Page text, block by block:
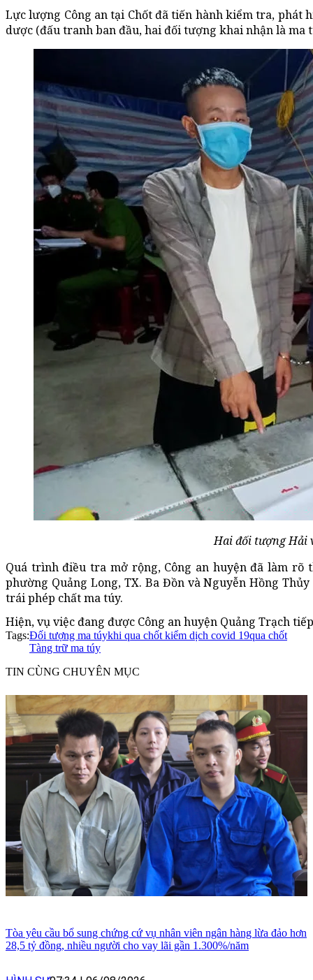
Lực lượng Công an tại Chốt đã tiến hành kiểm tra, phát
dược (đấu tranh ban đầu, hai đối tượng khai nhận là ma
Hai đối tượng Hải
Quá trình điều tra mở rộng, Công an huyện đã làm rõ
phường Quảng Long, TX. Ba Đồn và Nguyễn Hồng
trái phép chất ma túy.
Hiện, vụ việc đang được Công an huyện Quảng Trạch
Tags:Đối tượng ma túykhi qua chốt kiểm dịch covid 19qua chốt
Tàng trữ ma túy
TIN CÙNG CHUYÊN MỤC
Tòa yêu cầu bổ sung chứng cứ vụ nhân viên ngân hàng lừa đảo hơn
28,5 tỷ đồng, nhiều người cho vay lãi gần 1.300%/năm